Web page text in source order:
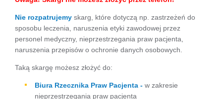
Nie rozpatrujemy skarg, które dotyczą np. zastrzeżeń do
sposobu leczenia, naruszenia etyki zawodowej przez
personel medyczny, nieprzestrzegania praw pacjenta,
naruszenia przepisów o ochronie danych osobowych.
Taką skargę możesz złożyć do:
Biura Rzecznika Praw Pacjenta - w zakresie
nieprzestrzegania praw pacjenta